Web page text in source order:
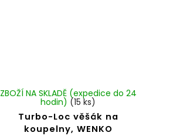
Turbo-Loc věšák na
koupelny, WENKO
ZBOŽÍ NA SKLADĚ (expedice do 24
hodin) (15 ks)